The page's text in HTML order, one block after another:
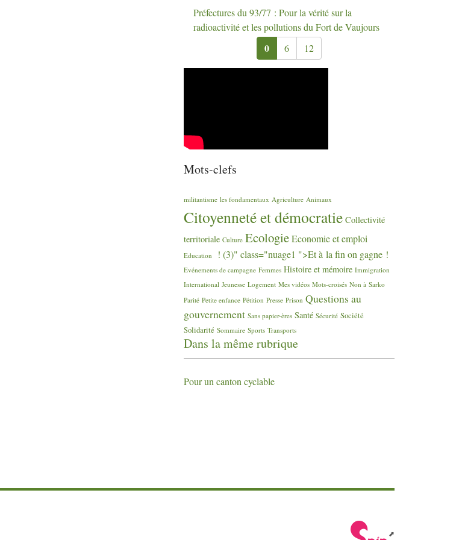
Préfectures du 93/77 : Pour la vérité sur la
radioactivité et les pollutions du Fort de Vaujours
0 6 12
Mots-clefs
militantisme les fondamentaux Agriculture Animaux
Citoyenneté et démocratie Collectivité
territoriale Culture EcologieEconomie et emploi
Education ! (3)" class="nuage1 ">Et à la fin on gagne !
Evénements de campagne Femmes Histoire et mémoire Immigration
International Jeunesse Logement Mes vidéos Mots-croisés Non à Sarko
Parité Petite enfance Pétition Presse Prison Questions au
gouvernement Sans papier-ères Santé Sécurité Société
Solidarité Sommaire Sports Transports
Dans la même rubrique
Pour un canton cyclable